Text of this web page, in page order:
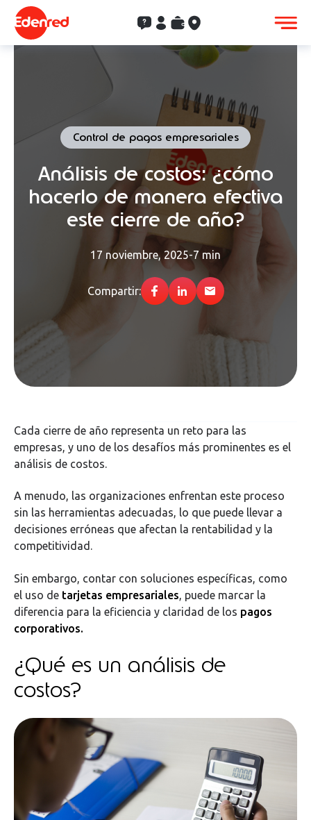
Contacto
Clientes
SaldoAceptación
Control de pagos empresariales
Análisis de costos: ¿cómo
hacerlo de manera efectiva
este cierre de año?
17 noviembre, 2025-7 min
Compartir:
Cada cierre de año representa un reto para las
empresas, y uno de los desafíos más prominentes es el
análisis de costos.
A menudo, las organizaciones enfrentan este proceso
sin las herramientas adecuadas, lo que puede llevar a
decisiones erróneas que afectan la rentabilidad y la
competitividad.
Sin embargo, contar con soluciones específicas, como
el uso de tarjetas empresariales, puede marcar la
diferencia para la eficiencia y claridad de los pagos
corporativos.
¿Qué es un análisis de
costos?